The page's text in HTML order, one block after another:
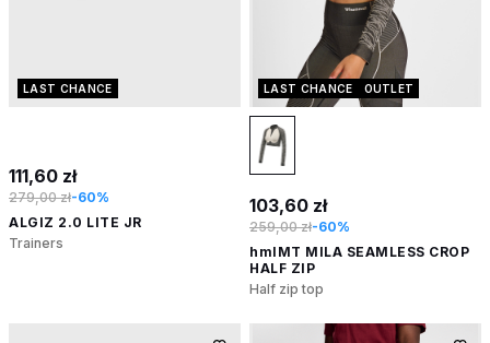
LAST CHANCE
111,60 zł
279,00 zł-60%
ALGIZ 2.0 LITE JR
Trainers
LAST CHANCE OUTLET
103,60 zł
259,00 zł-60%
hmlMT MILA SEAMLESS CROP
HALF ZIP
Half zip top